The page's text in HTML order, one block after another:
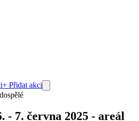
+ Přidat akci
- 7. června 2025 - areál